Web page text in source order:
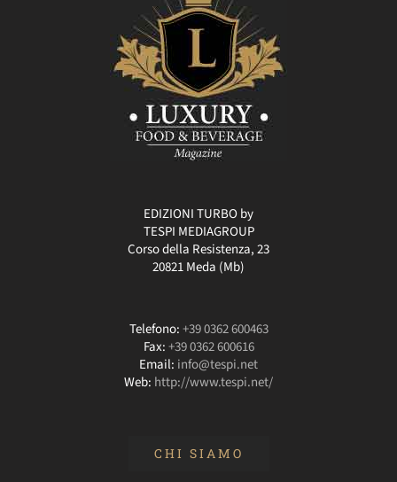
EDIZIONI TURBO by
TESPI MEDIAGROUP
Corso della Resistenza, 23
20821 Meda (Mb)
Telefono:+39 0362 600463
Fax:+39 0362 600616
Email: info@tespi.net
Web: http://www.tespi.net/
CHI SIAMO